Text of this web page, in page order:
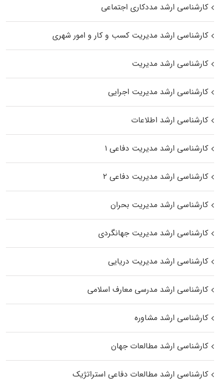
کارشناسی ارشد مددکاری اجتماعی
کارشناسی ارشد مدیریت کسب و کار و امور شهری
کارشناسی ارشد مدیریت
کارشناسی ارشد مدیریت اجرایی
کارشناسی ارشد اطلاعات
کارشناسی ارشد مدیریت دفاعی ۱
کارشناسی ارشد مدیریت دفاعی ۲
کارشناسی ارشد مدیریت بحران
کارشناسی ارشد مدیریت جهانگردی
کارشناسی ارشد مدیریت دریایی
کارشناسی ارشد مدرسی معارف اسلامی
کارشناسی ارشد مشاوره
کارشناسی ارشد مطالعات جهان
کارشناسی ارشد مطالعات دفاعی استراتژیک